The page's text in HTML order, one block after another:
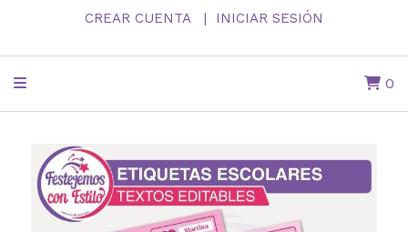
CREAR CUENTA INICIAR SESIÓN
0